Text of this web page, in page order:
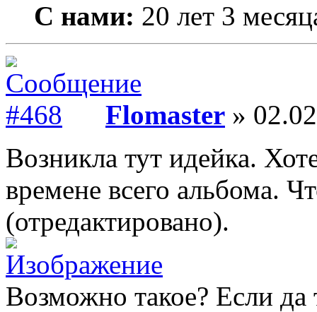
С нами: 20 лет 3
Flomaster »
Возникла тут идейка.
времене всего альбома.
(отредактировано).
Возможно такое? Если да